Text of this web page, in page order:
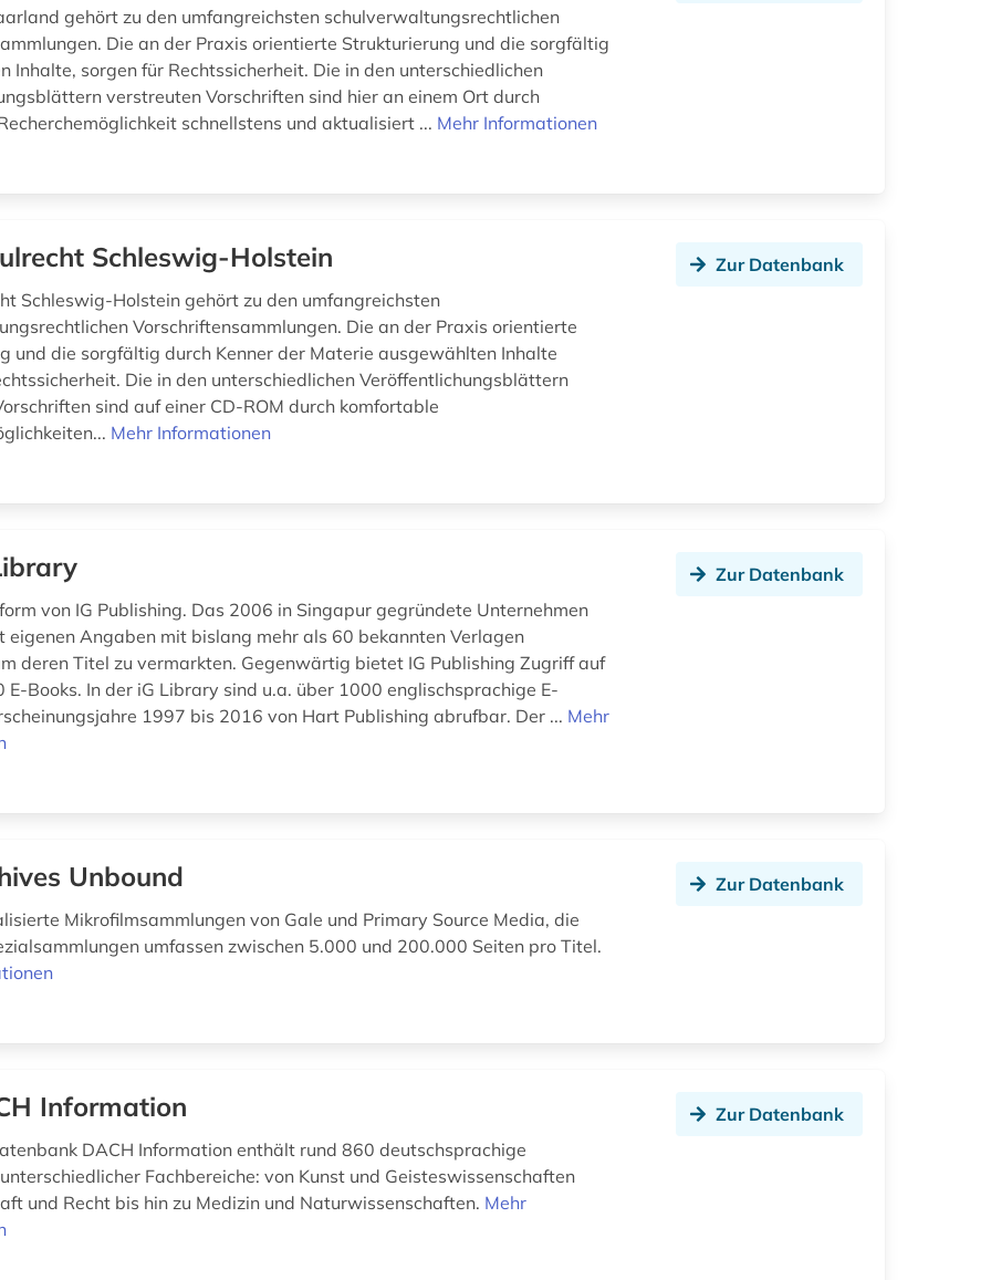
gehört zu den umfangreichsten schulverwaltungsrechtlichen
Die an der Praxis orientierte Strukturierung und die sorgfältig
Inhalte, sorgen für Rechtssicherheit. Die in den unterschiedlichen
verstreuten Vorschriften sind hier an einem Ort durch
schnellstens und aktualisiert ... Mehr Informationen
Schleswig-Holstein
Schleswig-Holstein gehört zu den umfangreichsten
Vorschriftensammlungen. Die an der Praxis orientierte
und die sorgfältig durch Kenner der Materie ausgewählten Inhalte
Die in den unterschiedlichen Veröffentlichungsblättern
sind auf einer CD-ROM durch komfortable
Mehr Informationen
Zur Datenbank
von IG Publishing. Das 2006 in Singapur gegründete Unternehmen
eigenen Angaben mit bislang mehr als 60 bekannten Verlagen
deren Titel zu vermarkten. Gegenwärtig bietet IG Publishing Zugriff auf
E-Books. In der iG Library sind u.a. über 1000 englischsprachige E-
1997 bis 2016 von Hart Publishing abrufbar. Der ... Mehr
Zur Datenbank
Unbound
Mikrofilmsammlungen von Gale und Primary Source Media, die
umfassen zwischen 5.000 und 200.000 Seiten pro Titel.
Zur Datenbank
Information
DACH Information enthält rund 860 deutschsprachige
Fachbereiche: von Kunst und Geisteswissenschaften
und Recht bis hin zu Medizin und Naturwissenschaften. Mehr
Zur Datenbank